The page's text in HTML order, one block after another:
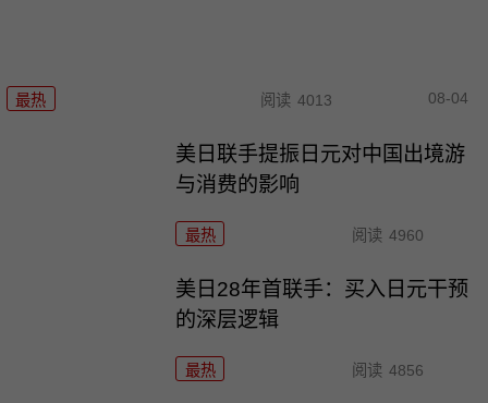
最热 阅读 4013 08-04
美日联手提振日元对中国出境游
与消费的影响
最热 阅读 4960
美日28年首联手：买入日元干预
的深层逻辑
最热 阅读 4856